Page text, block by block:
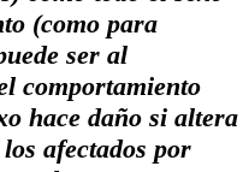
(como para
ser al
comportamiento
hace daño si altera
afectados por